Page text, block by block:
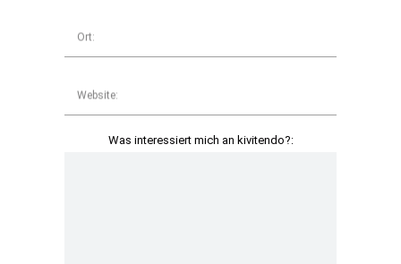
Ort:
Website:
Was interessiert mich an kivitendo?: